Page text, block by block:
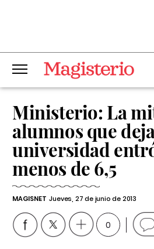
Ministerio: La
alumnos que
universidad
menos de 6,5
MAGISNET Jueves, 27 de junio de 2013
0